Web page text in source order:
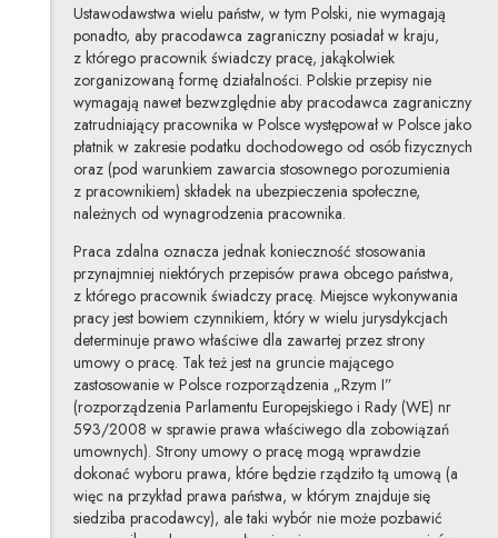
Ustawodawstwa wielu państw, w tym Polski, nie wymagają
ponadto, aby pracodawca zagraniczny posiadał w kraju,
z którego pracownik świadczy pracę, jakąkolwiek
zorganizowaną formę działalności. Polskie przepisy nie
wymagają nawet bezwzględnie aby pracodawca zagraniczny
zatrudniający pracownika w Polsce występował w Polsce jako
płatnik w zakresie podatku dochodowego od osób fizycznych
oraz (pod warunkiem zawarcia stosownego porozumienia
z pracownikiem) składek na ubezpieczenia społeczne,
należnych od wynagrodzenia pracownika.
Praca zdalna oznacza jednak konieczność stosowania
przynajmniej niektórych przepisów prawa obcego państwa,
z którego pracownik świadczy pracę. Miejsce wykonywania
pracy jest bowiem czynnikiem, który w wielu jurysdykcjach
determinuje prawo właściwe dla zawartej przez strony
umowy o pracę. Tak też jest na gruncie mającego
zastosowanie w Polsce rozporządzenia „Rzym I”
(rozporządzenia Parlamentu Europejskiego i Rady (WE) nr
593/2008 w sprawie prawa właściwego dla zobowiązań
umownych). Strony umowy o pracę mogą wprawdzie
dokonać wyboru prawa, które będzie rządziło tą umową (a
więc na przykład prawa państwa, w którym znajduje się
siedziba pracodawcy), ale taki wybór nie może pozbawić